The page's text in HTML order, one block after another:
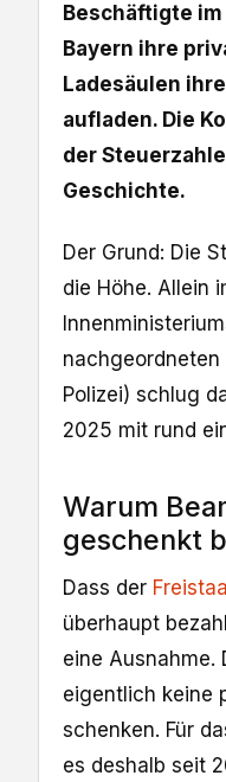
Beschäftigte
Bayern ihre
Ladesäulen
aufladen. Die
der
Geschichte.
Der Grund: Die
die Höhe. Allein
nachgeordneten
Polizei) schlug
2025 mit rund
Warum
geschenkt
Dass der
überhaupt
eine Ausnahme.
eigentlich keine
schenken. Für
es deshalb seit